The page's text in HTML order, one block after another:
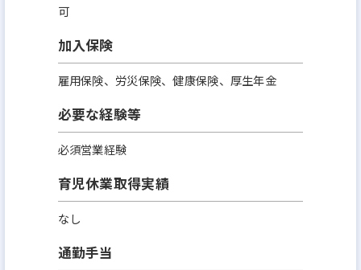
可
加入保険
雇用保険、労災保険、健康保険、厚生年金
必要な経験等
必須営業経験
育児休業取得実績
なし
通勤手当